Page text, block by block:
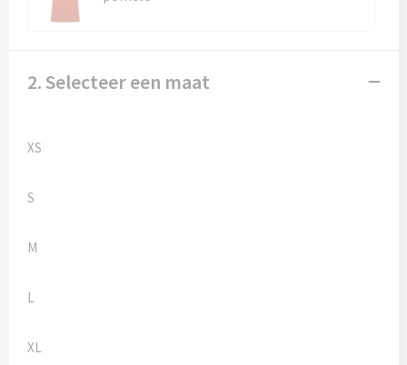
Kledingaccessoires
Vesten
2. Selecteer een maat
XS
S
M
L
XL